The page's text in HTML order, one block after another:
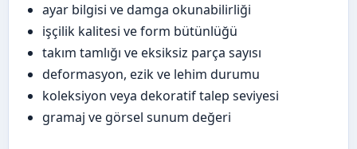
ayar bilgisi ve damga okunabilirliği
işçilik kalitesi ve form bütünlüğü
takım tamlığı ve eksiksiz parça sayısı
deformasyon, ezik ve lehim durumu
koleksiyon veya dekoratif talep seviyesi
gramaj ve görsel sunum değeri